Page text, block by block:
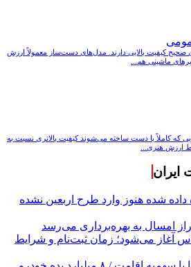
کیفیت بالایی دارند. مدل‌های دست‌ساز معمولاً ارزش
ماشینی هم...
که کاملاً با دست ساخته می‌شوند کیفیت بالاتری نسبت به
ارزش هنری...
ایران
داده شده هنوز وارد طرح اربعین نشده
امسال به بهره‌برداری می‌رسد
آغاز می‌شود؛ زمان ثبت‌نام و شرایط